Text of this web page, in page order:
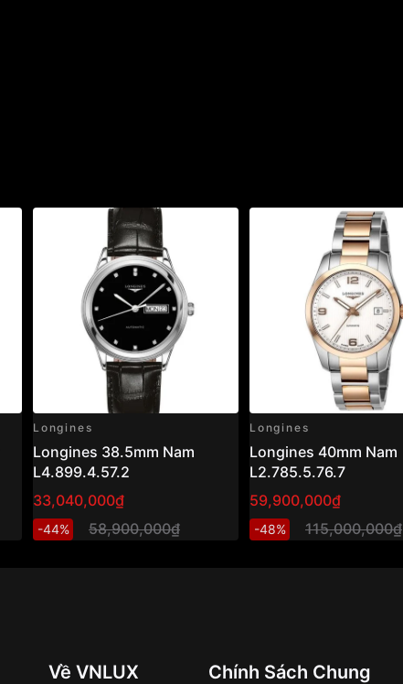
Longines
Longines 38.5mm Nam
L4.899.4.57.2
33,040,000₫
-44% 58,900,000₫
Longines
Longines 40mm Nam
L2.785.5.76.7
59,900,000₫
-48% 115,000,000₫
Về VNLUX Chính Sách Chung